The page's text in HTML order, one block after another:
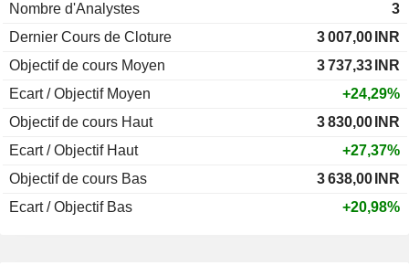
Nombre d'Analystes
3
Dernier Cours de Cloture
3 007,00 INR
Objectif de cours Moyen
3 737,33 INR
Ecart / Objectif Moyen
+24,29%
Objectif de cours Haut
3 830,00 INR
Ecart / Objectif Haut
+27,37%
Objectif de cours Bas
3 638,00 INR
Ecart / Objectif Bas
+20,98%